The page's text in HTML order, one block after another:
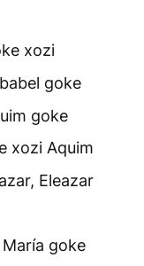
xozi
goke
goke
xozi Aquim
Eleazar
goke